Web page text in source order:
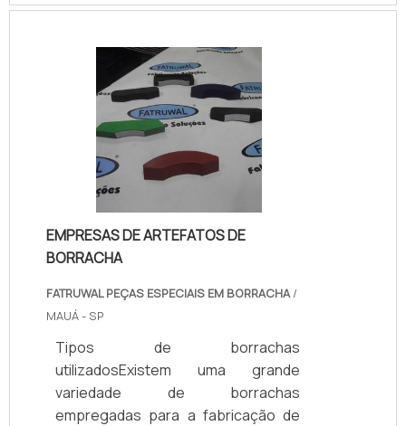
investido na aquisição de diversos
acessórios mais procurados e
utilizados para evitar este tipo de
situação e tem promovido muitas
vantagens para as empresas que
procuram alternativas para melhorar
a operação de seus sistemas.Aplica.
EMPRESAS DE ARTEFATOS DE
BORRACHA
FATRUWAL PEÇAS ESPECIAIS EM BORRACHA/
MAUÁ - SP
Tipos de borrachas
utilizadosExistem uma grande
variedade de borrachas
empregadas para a fabricação de